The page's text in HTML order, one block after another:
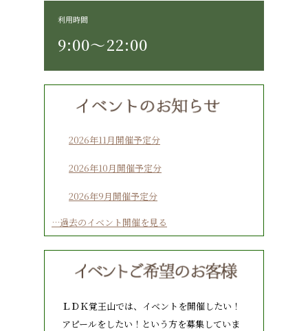
利用時間
9:00〜22:00
2026年11月開催予定分
2026年10月開催予定分
2026年9月開催予定分
…過去のイベント開催を見る
ＬＤＫ覚王山では、イベントを開催したい！
アピールをしたい！という方を募集していま